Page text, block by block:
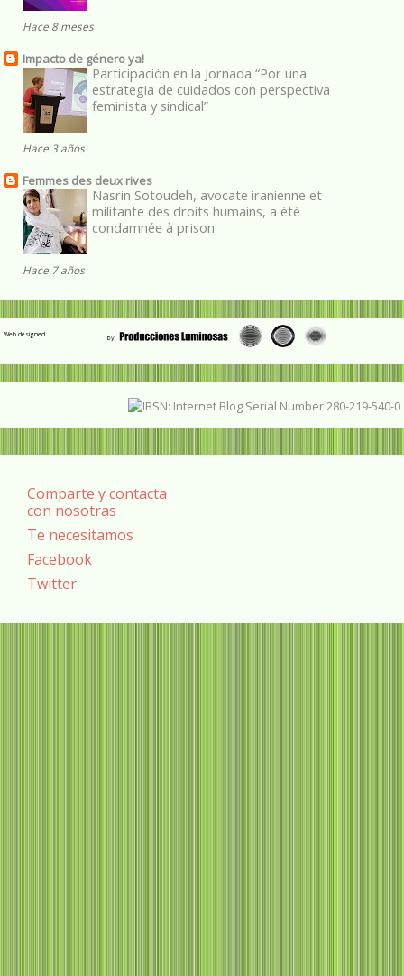
Hace 8 meses
Impacto de género ya!
Participación en la Jornada “Por una
estrategia de cuidados con perspectiva
feminista y sindical”
Hace 3 años
Femmes des deux rives
Nasrin Sotoudeh, avocate iranienne et
militante des droits humains, a été
condamnée à prison
Hace 7 años
Web designed
Comparte y contacta
con nosotras
Te necesitamos
Facebook
Twitter